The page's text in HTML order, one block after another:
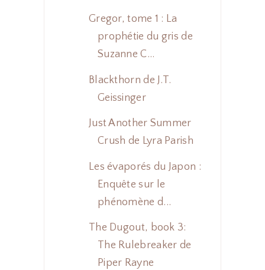
Gregor, tome 1 : La
prophétie du gris de
Suzanne C...
Blackthorn de J.T.
Geissinger
Just Another Summer
Crush de Lyra Parish
Les évaporés du Japon :
Enquête sur le
phénomène d...
The Dugout, book 3:
The Rulebreaker de
Piper Rayne